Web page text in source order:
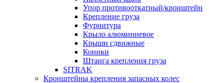
Упор противооткатный/кронштейн
Крепление груза
Фурнитура
Крыло алюминиевое
Крыши сдвижные
Коники
Штанга крепления груза
SITRAK
Кронштейны крепления запасных колес